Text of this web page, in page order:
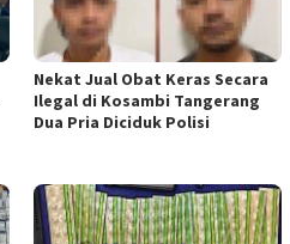
Nekat Jual Obat Keras Secara
Ilegal di Kosambi Tangerang
Dua Pria Diciduk Polisi